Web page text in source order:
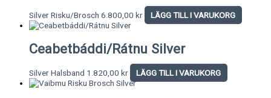
Silver Risku/Brosch 6.800,00 kr LÄGG TILL I VARUKORG
Ceabetbáddi/Rátnu Silver
Silver Halsband 1.820,00 kr LÄGG TILL I VARUKORG